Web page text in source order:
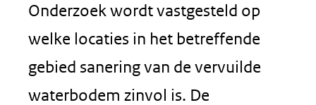
Onderzoek wordt vastgesteld op
welke locaties in het betreffende
gebied sanering van de vervuilde
waterbodem zinvol is. De